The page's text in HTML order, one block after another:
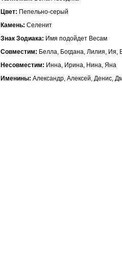
Цвет: Пепельно-серый
Камень: Селенит
Знак Зодиака: Имя подойдет Весам
Совместим: Белла, Богдана, Лилия, Ия,
Несовместим: Инна, Ирина, Нина, Яна
Именины: Александр, Алексей, Денис,